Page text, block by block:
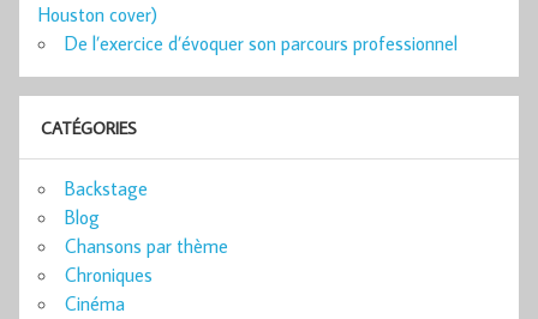
Houston cover)
De l’exercice d’évoquer son parcours professionnel
CATÉGORIES
Backstage
Blog
Chansons par thème
Chroniques
Cinéma